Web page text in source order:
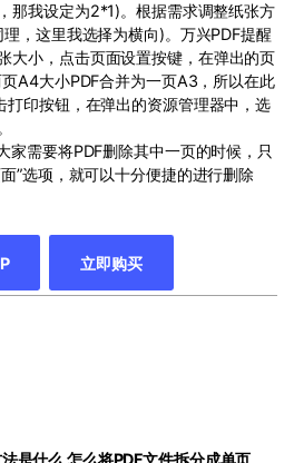
那我设定为2*1)。根据需求调整纸张方
，这里我选择为横向)。万兴PDF提醒
大小，点击页面设置按键，在弹出的页
A4大小PDF合并为一页A3，所以在此
印按钮，在弹出的资源管理器中，选
家需要将PDF删除其中一页的时候，只
”选项，就可以十分便捷的进行删除
立即购买